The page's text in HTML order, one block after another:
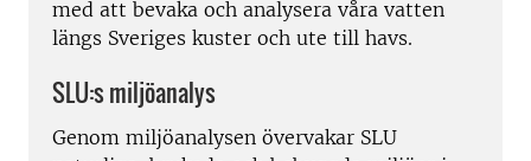
med att bevaka och analysera våra vatten
längs Sveriges kuster och ute till havs.
SLU:s miljöanalys
Genom miljöanalysen övervakar SLU